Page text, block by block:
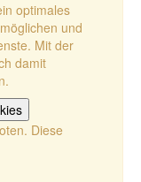
optimales
und
Mit der
damit
Diese